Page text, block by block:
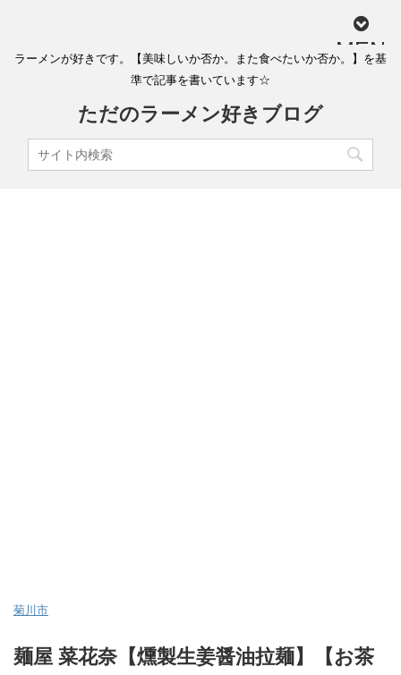
MEN
ラーメンが好きです。【美味しいか否か。また食べたいか否か。】を基
準で記事を書いています☆
ただのラーメン好きブログ
菊川市
麺屋 菜花奈【燻製生姜醤油拉麺】【お茶